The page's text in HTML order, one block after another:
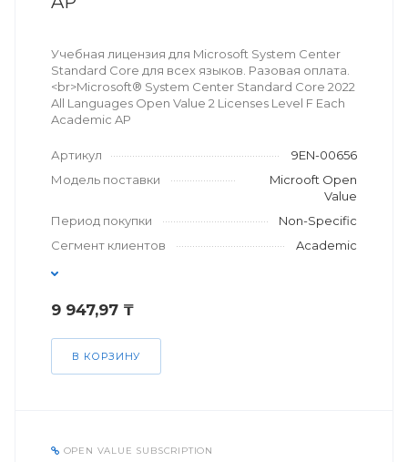
Учебная лицензия для Microsoft System Center
Standard Core для всех языков. Разовая оплата.
<br>Microsoft® System Center Standard Core 2022
All Languages Open Value 2 Licenses Level F Each
Academic AP
Артикул
9EN-00656
Модель поставки
Microoft Open
Value
Период покупки
Non-Specific
Сегмент клиентов
Academic
9 947,97 ₸
В КОРЗИНУ
OPEN VALUE SUBSCRIPTION